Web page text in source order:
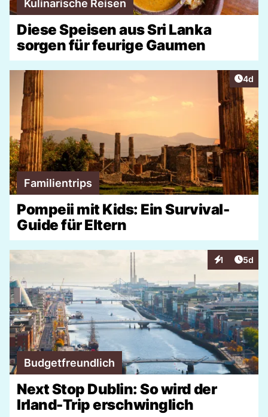
Kulinarische Reisen
Diese Speisen aus Sri Lanka
sorgen für feurige Gaumen
4d
Familientrips
Pompeii mit Kids: Ein Survival-
Guide für Eltern
1
Interaktionen
5d
Budgetfreundlich
Next Stop Dublin: So wird der
Irland-Trip erschwinglich